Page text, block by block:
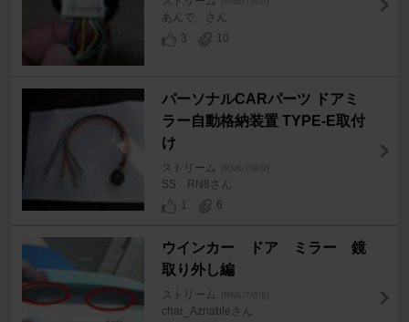
あんで、さん
3
10
パーソナルCARパーツ ドアミ
ラー自動格納装置 TYPE-E取付
け
ストリーム [RN6/7/8/9]
SS RN8さん
1
6
ウインカー ドア ミラー 鏡
取り外し編
ストリーム [RN6/7/8/9]
char_Aznableさん